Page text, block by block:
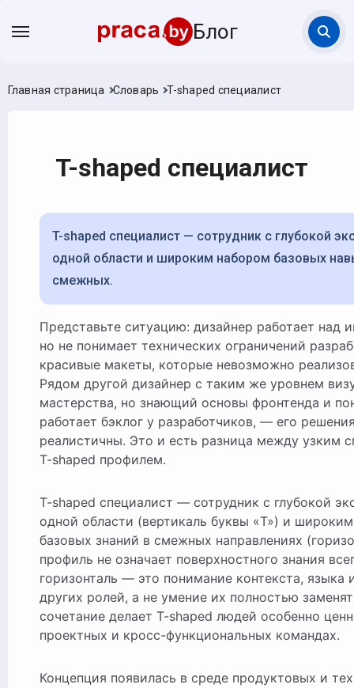
Блог
Главная страница Словарь T-shaped специалист
T-shaped специалист
T-shaped специалист — сотрудник с глубокой экспертизой в
одной области и широким набором базовых
смежных.
Представьте ситуацию: дизайнер работает над интерфейсом,
но не понимает технических ограничений
красивые макеты, которые невозможно
Рядом другой дизайнер с таким же уровнем
мастерства, но знающий основы фронтенда и
работает бэклог у разработчиков, — его
реалистичны. Это и есть разница между узким
T-shaped профилем.
T-shaped специалист — сотрудник с глубокой
одной области (вертикаль буквы «T») и
базовых знаний в смежных направлениях
профиль не означает поверхностного знания
горизонталь — это понимание контекста, языка
других ролей, а не умение их полностью
сочетание делает T-shaped людей особенно
проектных и кросс-функциональных командах.
Концепция появилась в среде продуктовых и